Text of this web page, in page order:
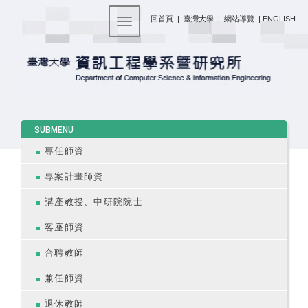
回首頁 | 臺灣大學 | 網站導覽 | ENGLISH
Toggle navigation
SUBMENU
專任師資
專案計畫師資
講座教授、中研院院士
客座師資
合聘教師
兼任師資
退休教師